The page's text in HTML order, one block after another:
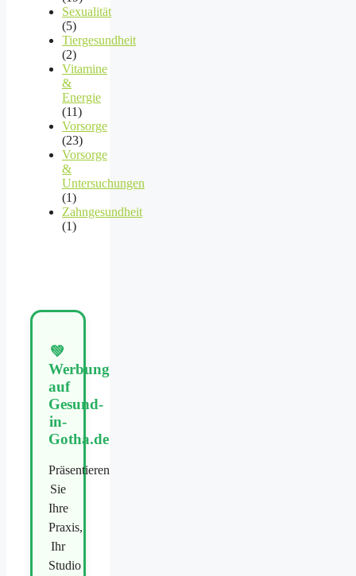
Sexualität
(5)
Tiergesundheit
(2)
Vitamine
&
Energie
(11)
Vorsorge
(23)
Vorsorge
&
Untersuchungen
(1)
Zahngesundheit
(1)
💚
Werbung
auf
Gesund-
in-
Gotha.de
Präsentieren
Sie
Ihre
Praxis,
Ihr
Studio